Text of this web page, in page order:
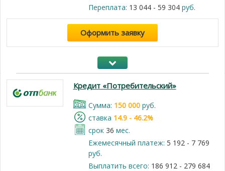
Переплата: 13 044 - 59 304руб.
Оформить заявку
Кредит «Потребительский»
Cумма: 150 000руб.
cтавка 14.9 - 46.2%
срок 36 мес.
Ежемесячный платеж: 5 192 - 7 769
руб.
Выплатить всего: 186 912 - 279 684